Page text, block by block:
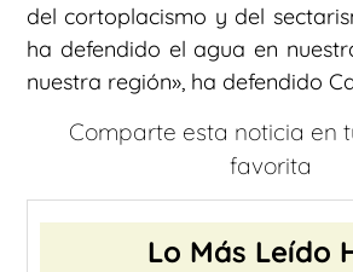
del cortoplacismo y del
ha defendido el agua en
nuestra región», ha defendido
Comparte esta noticia en
favorita
Lo Más Leído